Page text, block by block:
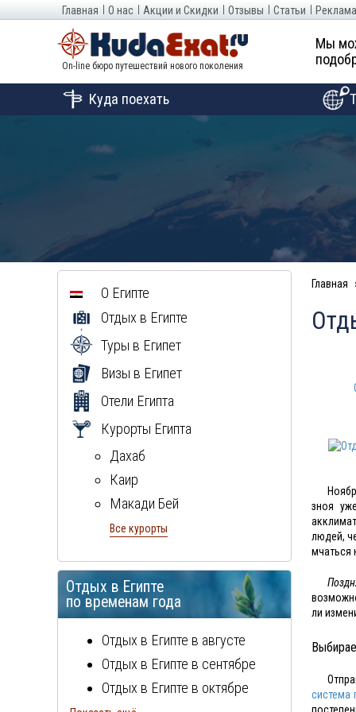
Главная О нас Акции и Скидки Отзывы Статьи
On-line бюро путешествий нового поколения
Мы
Куда поехать
Главная
зноя
людей,
мчаться
ли
система
О Египте
Отдых в Египте
Туры в Египет
Визы в Египет
Отели Египта
Курорты Египта
Дахаб
Каир
Макади Бей
Марса Алам
Шарм Эль Шейх
Эль Гуна
Все курорты
Отдых в Египте
по временам года
Отдых в Египте в августе
Отдых в Египте в сентябре
Отдых в Египте в октябре